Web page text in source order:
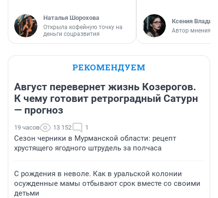
Наталья Шорохова
Открыла кофейную точку на
деньги соцразвития
Ксения
Автор мнения
РЕКОМЕНДУЕМ
Август перевернет жизнь Козерогов.
К чему готовит ретроградный Сатурн
— прогноз
19 часов 13 152 1
Сезон черники в Мурманской области: рецепт
хрустящего ягодного штрудель за полчаса
С рождения в неволе. Как в уральской колонии
осужденные мамы отбывают срок вместе со своими
детьми